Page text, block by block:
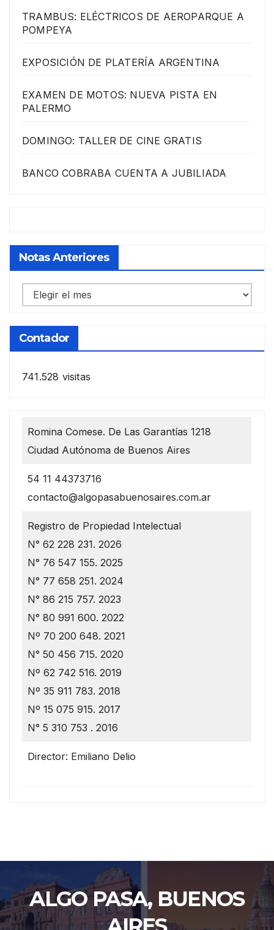
TRAMBUS: ELÉCTRICOS DE AEROPARQUE A
POMPEYA
EXPOSICIÓN DE PLATERÍA ARGENTINA
EXAMEN DE MOTOS: NUEVA PISTA EN
PALERMO
DOMINGO: TALLER DE CINE GRATIS
BANCO COBRABA CUENTA A JUBILIADA
Notas Anteriores
Notas
anteriores
Contador
741.528 visitas
Romina Comese. De Las Garantías 1218
Ciudad Autónoma de Buenos Aires
54 11 44373716
contacto@algopasabuenosaires.com.ar
Registro de Propiedad Intelectual
N° 62 228 231. 2026
N° 76 547 155. 2025
N° 77 658 251. 2024
N° 86 215 757. 2023
N° 80 991 600. 2022
Nº 70 200 648. 2021
N° 50 456 715. 2020
Nº 62 742 516. 2019
Nº 35 911 783. 2018
Nº 15 075 915. 2017
N° 5 310 753 . 2016
Director: Emiliano Delio
ALGO PASA, BUENOS